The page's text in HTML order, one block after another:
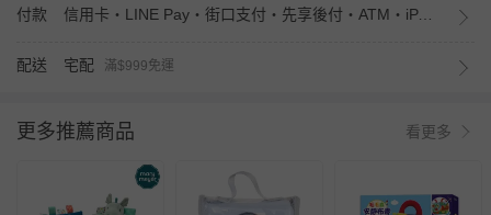
付款 信用卡・LINE Pay・街口支付・先享後付・ATM・iPASS MONEY
配送 宅配 滿$999免運
更多推薦商品 看更多